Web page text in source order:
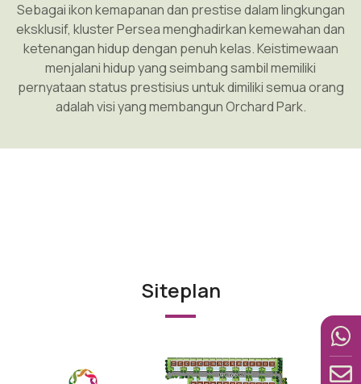
Sebagai ikon kemapanan dan prestise dalam lingkungan
eksklusif, kluster Persea menghadirkan kemewahan dan
ketenangan hidup dengan penuh kelas. Keistimewaan
menjalani hidup yang seimbang sambil memiliki
pernyataan status prestisius untuk dimiliki semua orang
adalah visi yang membangun Orchard Park.
Siteplan